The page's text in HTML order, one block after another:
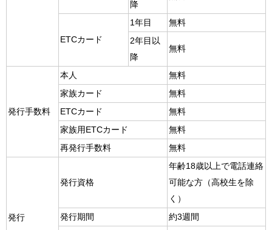
降
ETCカード
1年目
無料
2年目以
降
無料
発行手数料
本人
無料
家族カード
無料
ETCカード
無料
家族用ETCカード
無料
再発行手数料
無料
発行
発行資格
年齢18歳以上で電話連絡
可能な方（高校生を除
く）
発行期間
約3週間